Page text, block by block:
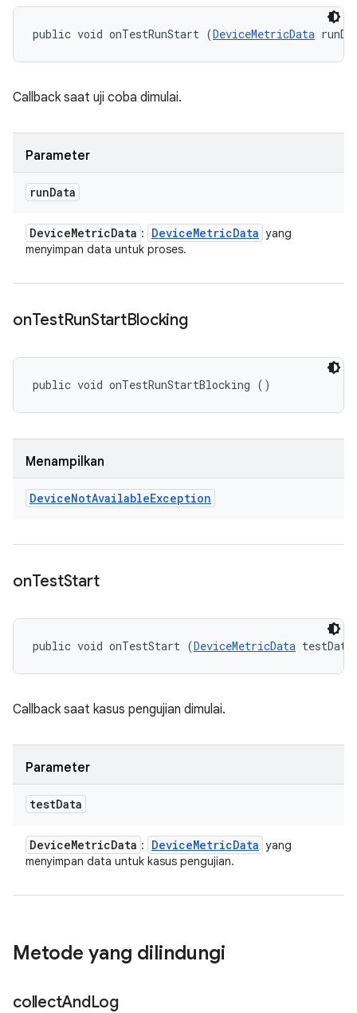
public void onTestRunStart (DeviceMetricData
Callback saat uji coba dimulai.
Parameter
runData
DeviceMetricData : DeviceMetricData yang
menyimpan data untuk proses.
onTestRunStartBlocking
public void onTestRunStartBlocking ()
Menampilkan
DeviceNotAvailableException
onTestStart
public void onTestStart (DeviceMetricData
Callback saat kasus pengujian dimulai.
Parameter
testData
DeviceMetricData : DeviceMetricData yang
menyimpan data untuk kasus pengujian.
Metode yang dilindungi
collectAndLog